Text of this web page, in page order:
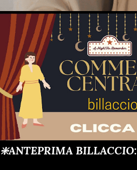
❇️ANTEPRIMA BILLACCIO: